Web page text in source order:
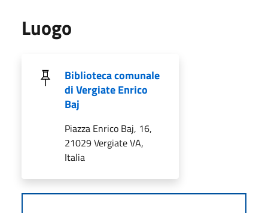
Luogo
Biblioteca comunale
di Vergiate Enrico
Baj
Piazza Enrico Baj, 16,
21029 Vergiate VA,
Italia